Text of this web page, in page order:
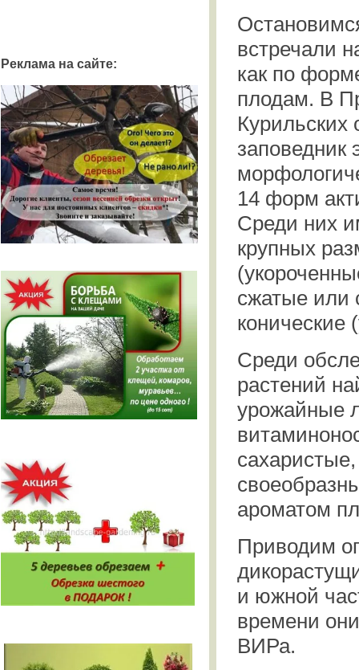
встречали
как по
плодам. В
Курильских
14 форм
Среди них
крупных
сжатые или
конические
Среди
растений
урожайные
ароматом
Приводим
и южной
времени
ВИРа.
Реклама на сайте: